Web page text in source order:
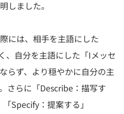
しました。
には、相手を主語にした
、自分を主語にした「Iメッセ
らず、より穏やかに自分の主
さらに「Describe：描写す
Specify：提案する」